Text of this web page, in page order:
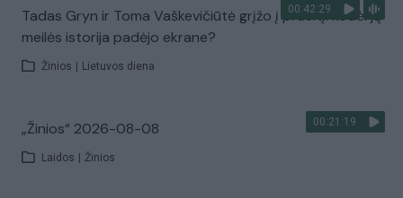
00:42:29
Tadas Gryn ir Toma Vaškevičiūtė grįžo į praeitį: kodėl jų
meilės istorija padėjo ekrane?
Žinios Lietuvos diena
00:21:19
„Žinios“ 2026-08-08
Laidos Žinios